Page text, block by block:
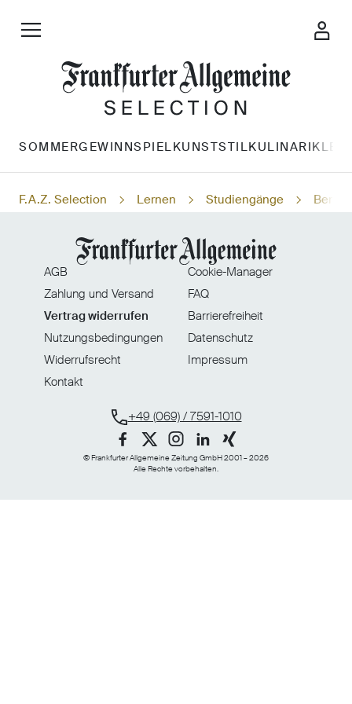
SOMMERGEWINNSPIELKUNSTSTILKULINARIK
F.A.Z. Selection Lernen Studiengänge
AGB
Zahlung und Versand
Widerrufsrecht
Vertrag widerrufen
Cookie-Manager
FAQ
Barrierefreiheit
Datenschutz
Nutzungsbedingungen
Impressum
Kontakt
+49 (069) / 7591-1010
© Frankfurter Allgemeine Zeitung GmbH 2001 – 2026
Alle Rechte vorbehalten.